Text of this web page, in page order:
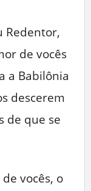
Redentor,
de vocês
a Babilônia
descerem
de que se
vocês, o